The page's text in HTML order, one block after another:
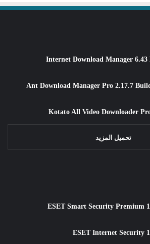
تحميل المزيد